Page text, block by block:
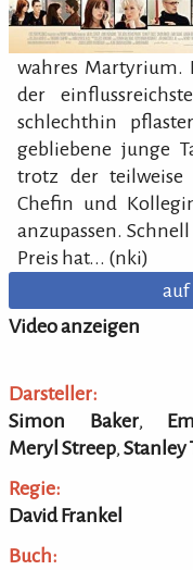
wahres Martyrium.
der
schlechthin
gebliebene junge
trotz der teilweise
Chefin und
anzupassen.
Preis hat... (nki)
auf
Video anzeigen
Darsteller:
Simon Baker,
Meryl Streep, Stanley
Regie:
David Frankel
Buch: